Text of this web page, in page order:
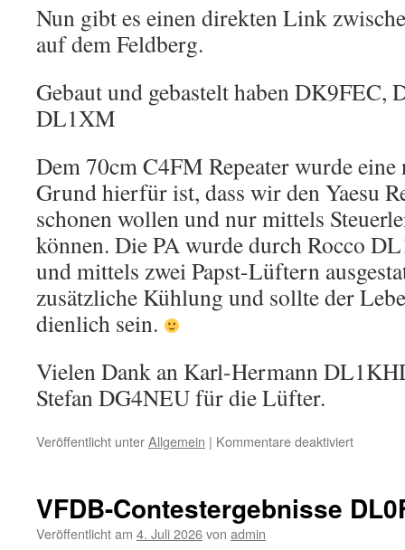
Nun gibt es einen direkten Link
auf dem Feldberg.
Gebaut und gebastelt haben
DL1XM
Dem 70cm C4FM Repeater wurde eine
Grund hierfür ist, dass wir den Yaesu
schonen wollen und nur mittels
können. Die PA wurde durch Rocco
und mittels zwei Papst-Lüftern
zusätzliche Kühlung und sollte der
dienlich sein.
Vielen Dank an Karl-Hermann
Stefan DG4NEU für die Lüfter.
Veröffentlicht unterAllgemein | Kommentare deaktiviertfür
VFDB-Contestergebnisse
Veröffentlicht am 4. Juli 2026von admin